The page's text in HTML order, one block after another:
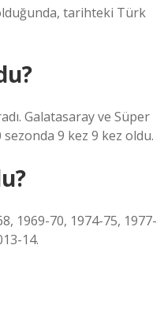
tarihteki Türk
Galatasaray ve Süper
9 kez 9 kez oldu.
1969-70, 1974-75, 1977-
14.